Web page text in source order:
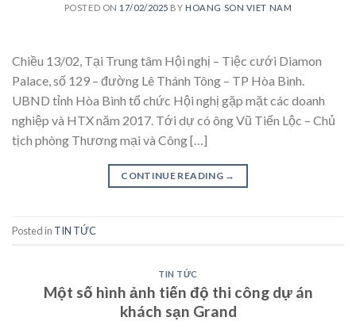
POSTED ON 17/02/2025 BY HOANG SON VIET NAM
Chiều 13/02, Tại Trung tâm Hội nghị – Tiệc cưới Diamon
Palace, số 129 – đường Lê Thánh Tông – TP Hòa Bình.
UBND tỉnh Hòa Bình tổ chức Hội nghị gặp mặt các doanh
nghiệp và HTX năm 2017. Tới dự có ông Vũ Tiến Lộc – Chủ
tịch phòng Thương mại và Công […]
CONTINUE READING →
Posted in TIN TỨC
TIN TỨC
Một số hình ảnh tiến độ thi công dự án
khách sạn Grand